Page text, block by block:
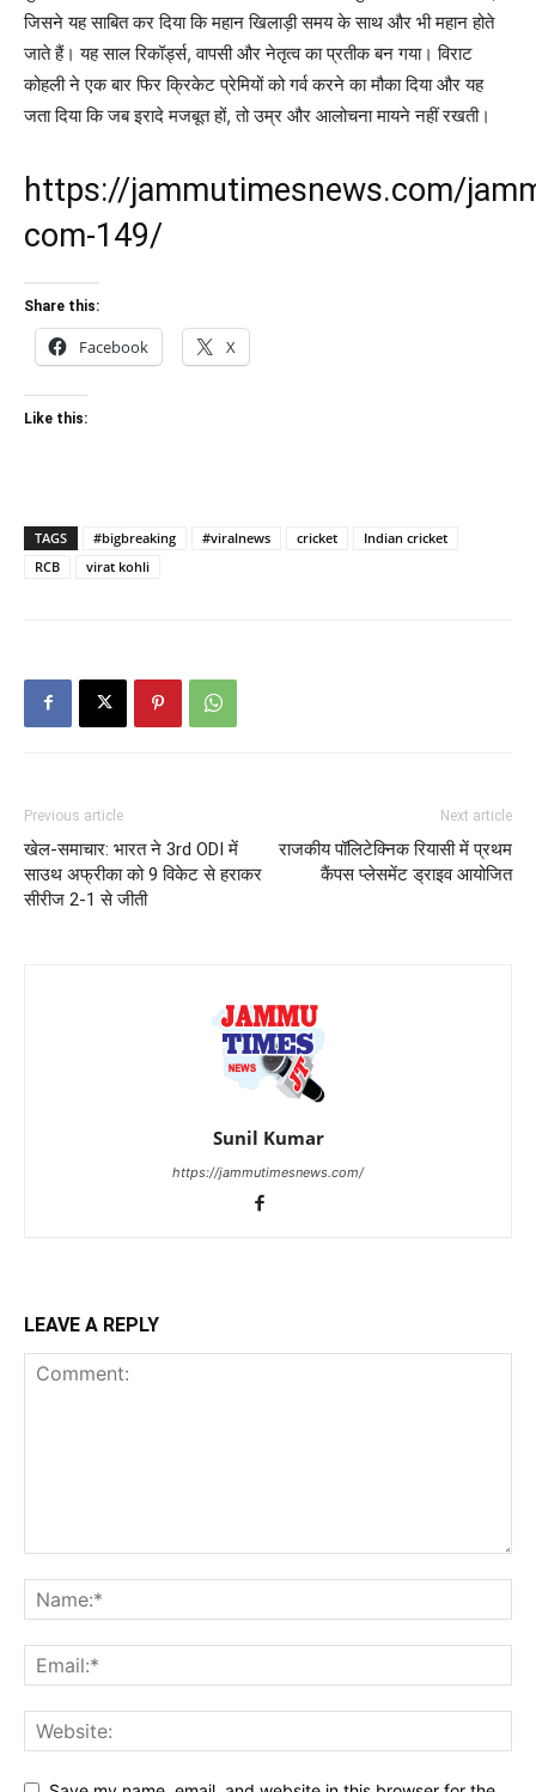
जिसने यह साबित कर दिया कि महान खिलाड़ी समय के साथ और भी महान होते
जाते हैं। यह साल रिकॉर्ड्स, वापसी और नेतृत्व का प्रतीक बन गया। विराट
कोहली ने एक बार फिर क्रिकेट प्रेमियों को गर्व करने का मौका दिया और यह
जता दिया कि जब इरादे मजबूत हों, तो उम्र और आलोचना मायने नहीं रखती।
https://jammutimesnews.com/
com-149/
Share this:
Facebook X
Like this:
TAGS #bigbreaking #viralnews cricket
Indian cricket
RCB
virat kohli
Previous article
खेल-समाचार: भारत ने 3rd ODI में
साउथ अफ्रीका को 9 विकेट से हराकर
सीरीज 2-1 से जीती
Next article
राजकीय पॉलिटेक्निक रियासी में प्रथम
कैंपस प्लेसमेंट ड्राइव आयोजित
Sunil Kumar
https://jammutimesnews.com/
LEAVE A REPLY